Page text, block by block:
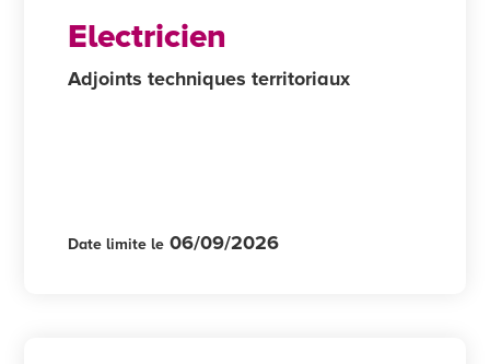
Electricien
Adjoints techniques territoriaux
Date limite le 06/09/2026